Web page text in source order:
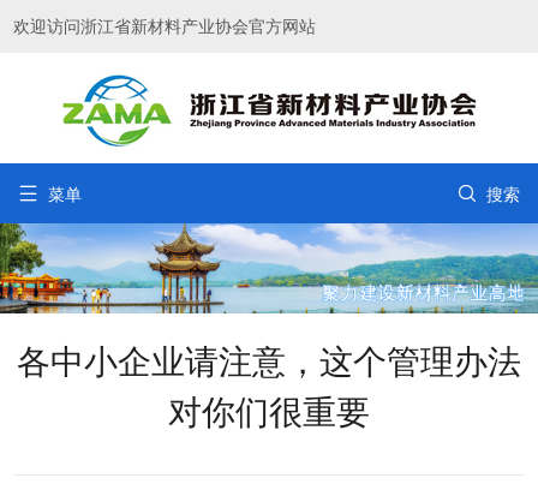
欢迎访问浙江省新材料产业协会官方网站
 菜单  搜索
各中小企业请注意，这个管理办法
对你们很重要